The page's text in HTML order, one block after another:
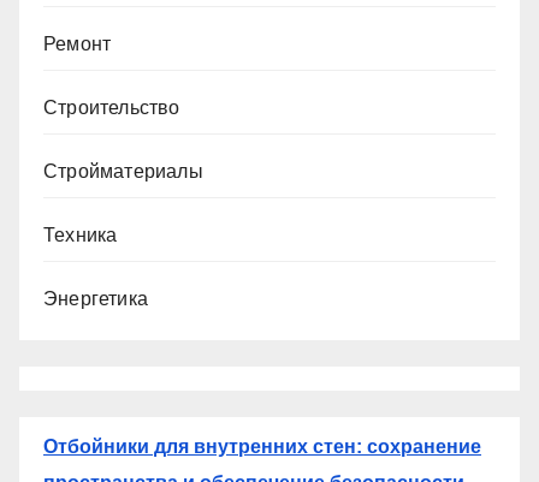
Ремонт
Строительство
Стройматериалы
Техника
Энергетика
Отбойники для внутренних стен: сохранение